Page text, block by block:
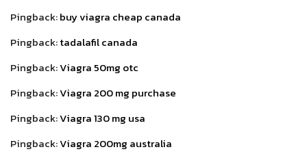
Pingback:buy viagra cheap canada
Pingback:tadalafil canada
Pingback:Viagra 50mg otc
Pingback:Viagra 200 mg purchase
Pingback:Viagra 130 mg usa
Pingback:Viagra 200mg australia